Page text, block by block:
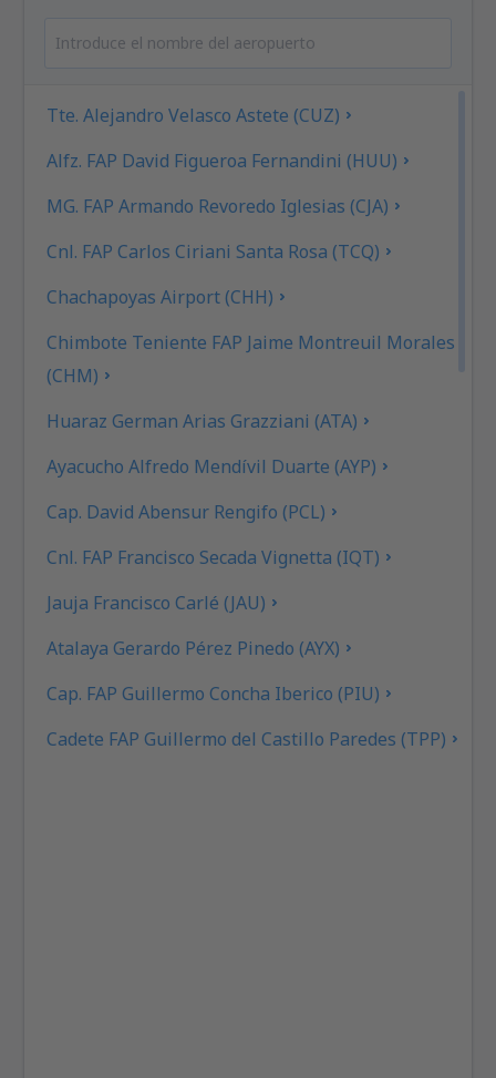
Tte. Alejandro Velasco Astete (CUZ)
Alfz. FAP David Figueroa Fernandini (HUU)
MG. FAP Armando Revoredo Iglesias (CJA)
Cnl. FAP Carlos Ciriani Santa Rosa (TCQ)
Chachapoyas Airport (CHH)
Chimbote Teniente FAP Jaime Montreuil Morales
(CHM)
Huaraz German Arias Grazziani (ATA)
Ayacucho Alfredo Mendívil Duarte (AYP)
Cap. David Abensur Rengifo (PCL)
Cnl. FAP Francisco Secada Vignetta (IQT)
Jauja Francisco Carlé (JAU)
Atalaya Gerardo Pérez Pinedo (AYX)
Cap. FAP Guillermo Concha Iberico (PIU)
Cadete FAP Guillermo del Castillo Paredes (TPP)